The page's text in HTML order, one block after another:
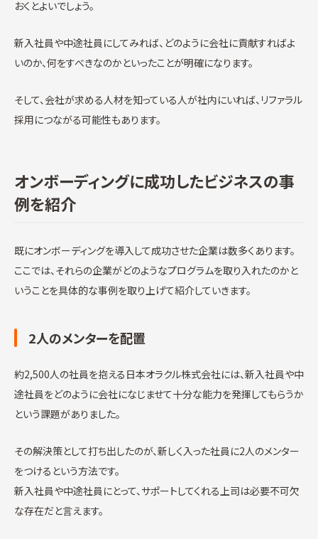
おくとよいでしょう。
新入社員や中途社員にしてみれば、どのように会社に貢献すればよ
いのか、何をすべきなのかといったことが明確になります。
そして、会社が求める人材を知っている人が社内にいれば、リファラル
採用につながる可能性もあります。
オンボーディングに成功したビジネスの事
例を紹介
既にオンボーディングを導入して成功させた企業は数多くあります。
ここでは、それらの企業がどのようなプログラムを取り入れたのかと
いうことを具体的な事例を取り上げて紹介していきます。
2人のメンターを配置
約2,500人の社員を抱える日本オラクル株式会社には、新入社員や中
途社員をどのように会社になじませて十分な能力を発揮してもらうか
という課題がありました。
その解決策として打ち出したのが、新しく入った社員に2人のメンター
をつけるという方法です。
新入社員や中途社員にとって、サポートしてくれる上司は必要不可欠
な存在だと言えます。